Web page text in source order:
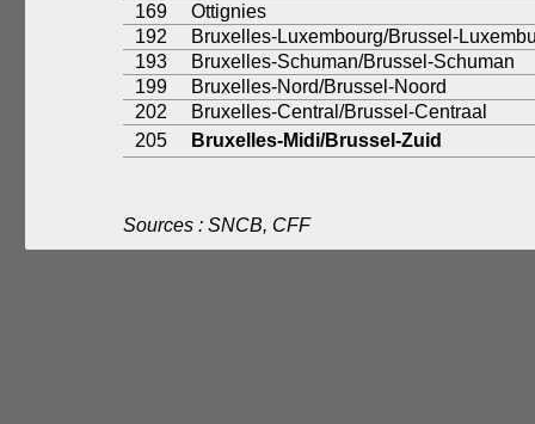
169
Ottignies
192
Bruxelles-Luxembourg/Brussel-
193
Bruxelles-Schuman/Brussel-Schuman
199
Bruxelles-Nord/Brussel-Noord
202
Bruxelles-Central/Brussel-Centraal
205
Bruxelles-Midi/Brussel-Zuid
Sources : SNCB, CFF